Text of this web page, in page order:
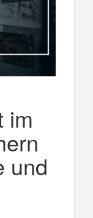
im
und